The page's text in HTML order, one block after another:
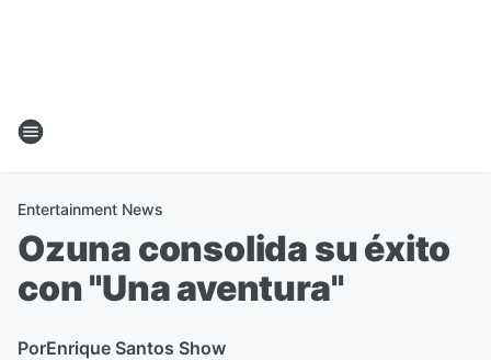
Entertainment News
Ozuna consolida su éxito
con "Una aventura"
PorEnrique Santos Show